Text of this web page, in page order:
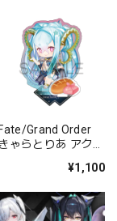
Fate/Grand Order
ゃらとりあ アクリ
ー/ラーヴァ/ティア
¥1,100